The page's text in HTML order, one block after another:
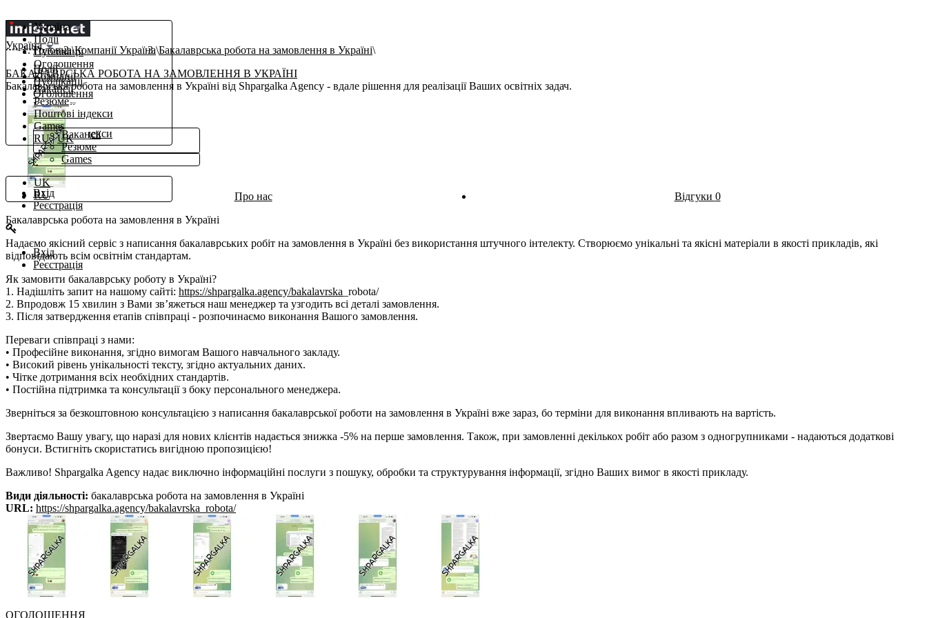
Україна
Події
Публікації
Оголошення
Компанії
Вакансії
Резюме
Поштові індекси
Games
RU|UK
Україна
Події
Публікації
Оголошення
Компанії
Роботаβ
Вакансії
Резюме
Поштові індекси
Ще
Games
UK
RU
Вхід
Реєстрація
Вхід
Реєстрація
Головна Компанії Україна Бакалаврська робота на замовлення в Україні
БАКАЛАВРСЬКА РОБОТА НА ЗАМОВЛЕННЯ В УКРАЇНІ
Бакалаврська робота на замовлення в Україні від Shpargalka Agency - вдале рішення для реалізації Ваших освітніх задач.
Про нас Відгуки 0
Бакалаврська робота на замовлення в Україні
Надаємо якісний сервіс з написання бакалаврських робіт на замовлення в Україні без використання штучного інтелекту. Створюємо унікальні та якісні матеріали в якості прикладів, які
відповідають всім освітнім стандартам.
Як замовити бакалаврську роботу в Україні?
1. Надішліть запит на нашому сайті: https://shpargalka.agency/bakalavrska _robota/
2. Впродовж 15 хвилин з Вами зв’яжеться наш менеджер та узгодить всі деталі замовлення.
3. Після затвердження етапів співпраці - розпочинаємо виконання Вашого замовлення.
Переваги співпраці з нами:
• Професійне виконання, згідно вимогам Вашого навчального закладу.
• Високий рівень унікальності тексту, згідно актуальних даних.
• Чітке дотримання всіх необхідних стандартів.
• Постійна підтримка та консультації з боку персонального менеджера.
Зверніться за безкоштовною консультацією з написання бакалаврської роботи на замовлення в Україні вже зараз, бо терміни для виконання впливають на вартість.
Звертаємо Вашу увагу, що наразі для нових клієнтів надається знижка -5% на перше замовлення. Також, при замовленні декількох робіт або разом з одногрупниками - надаються додаткові
бонуси. Встигніть скористатись вигідною пропозицією!
Важливо! Shpargalka Agency надає виключно інформаційні послуги з пошуку, обробки та структурування інформації, згідно Ваших вимог в якості прикладу.
Види діяльності: бакалаврська робота на замовлення в Україні
URL: https://shpargalka.agency/bakalavrska_robota/
ОГОЛОШЕННЯ